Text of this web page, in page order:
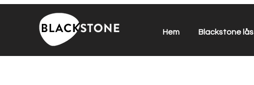
Hem Blackstone lås